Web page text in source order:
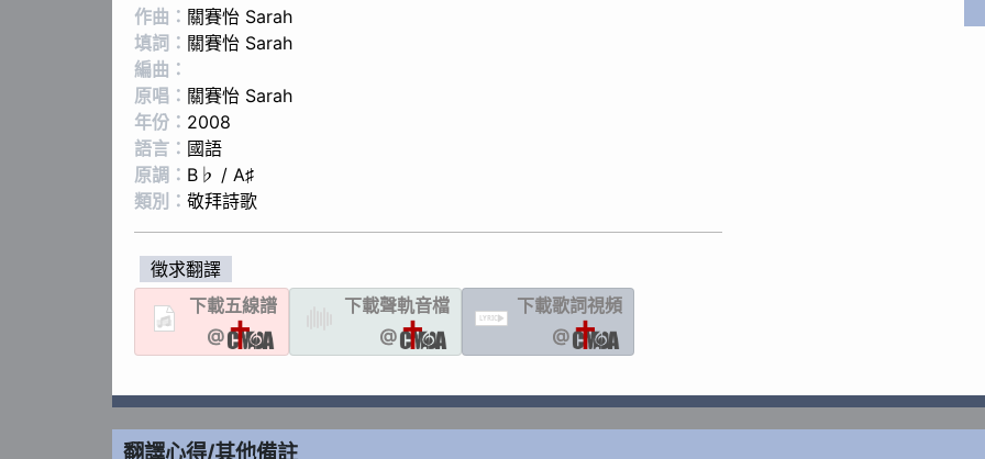
作曲： 關賽怡 Sarah
填詞： 關賽怡 Sarah
編曲：
原唱： 關賽怡 Sarah
年份： 2008
語言： 國語
原調： B♭ / A♯
類別： 敬拜詩歌
徵求翻譯
下載五線譜
@
下載聲軌音檔
@
LYRIC
下載歌詞視頻
@
翻譯心得/其他備註